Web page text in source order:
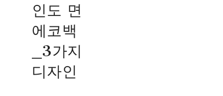
인도 면
에코백
_3가지
디자인